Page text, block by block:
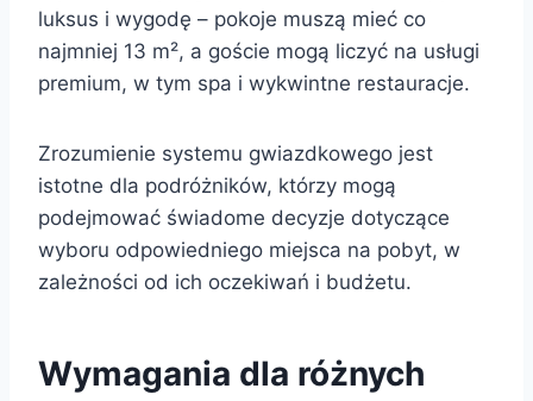
luksus i wygodę – pokoje muszą mieć co
najmniej 13 m², a goście mogą liczyć na usługi
premium, w tym spa i wykwintne restauracje.
Zrozumienie systemu gwiazdkowego jest
istotne dla podróżników, którzy mogą
podejmować świadome decyzje dotyczące
wyboru odpowiedniego miejsca na pobyt, w
zależności od ich oczekiwań i budżetu.
Wymagania dla różnych